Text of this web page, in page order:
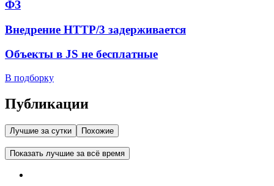
ФЗ
Внедрение HTTP/3 задерживается
Объекты в JS не бесплатные
В подборку
Публикации
Лучшие за сутки Похожие
Показать лучшие за всё время